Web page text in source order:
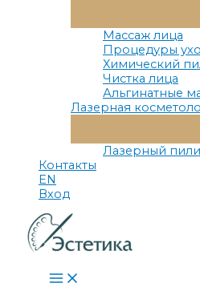
Массаж лица
Процедуры
Химический
Чистка лица
Альгинатные
Лазерная
Лазерный
Контакты
EN
Вход
Main
Menu